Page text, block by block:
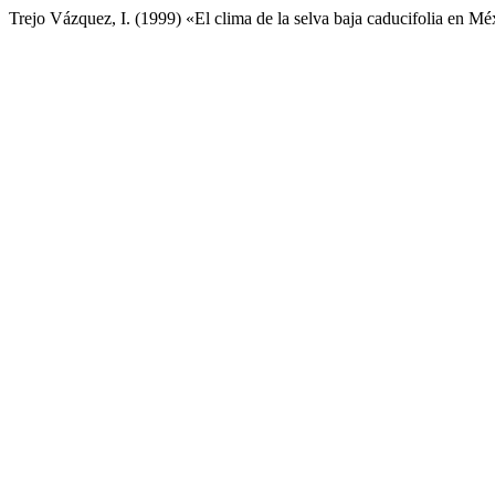
Trejo Vázquez, I. (1999) «El clima de la selva baja caducifolia en